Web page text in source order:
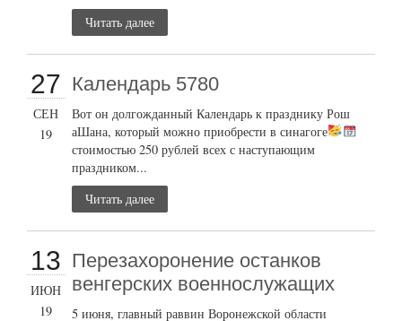
Читать далее
27
СЕН
19
Календарь 5780
Вот он долгожданный Календарь к празднику Рош
аШана, который можно приобрести в синагоге
стоимостью 250 рублей всех с наступающим
праздником...
Читать далее
13
ИЮН
19
Перезахоронение останков
венгерских военнослужащих
5 июня, главный раввин Воронежской области